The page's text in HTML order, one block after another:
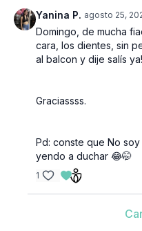
Yanina P. agosto 25,
Domingo, de mucha
cara, los dientes, sin
al balcon y dije salís ya!
Graciassss.
Pd: conste que No
yendo a duchar 😂🤭
1